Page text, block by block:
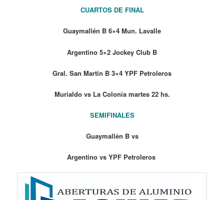
CUARTOS DE FINAL
Guaymallén B 6×4 Mun. Lavalle
Argentino 5×2 Jockey Club B
Gral. San Martín B 3×4 YPF Petroleros
Murialdo vs La Colonia martes 22 hs.
SEMIFINALES
Guaymallén B vs
Argentino vs YPF Petroleros